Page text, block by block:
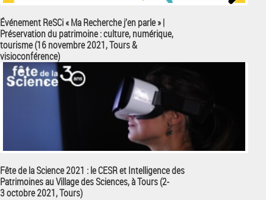
Événement ReSCi « Ma Recherche j’en parle » |
Préservation du patrimoine : culture, numérique,
tourisme (16 novembre 2021, Tours &
visioconférence)
Fête de la Science 2021 : le CESR et Intelligence des
Patrimoines au Village des Sciences, à Tours (2-
3 octobre 2021, Tours)